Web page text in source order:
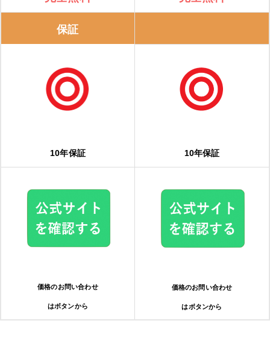
保証
10年保証 10年保証
価格のお問い合わせ
はボタンから
価格のお問い合わせ
はボタンから